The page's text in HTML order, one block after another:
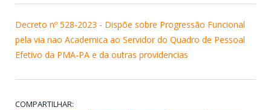
Decreto nº 528-2023 - Dispõe sobre Progressão Funcional
pela via nao Academica ao Servidor do Quadro de Pessoal
Efetivo da PMA-PA e da outras providencias
COMPARTILHAR: